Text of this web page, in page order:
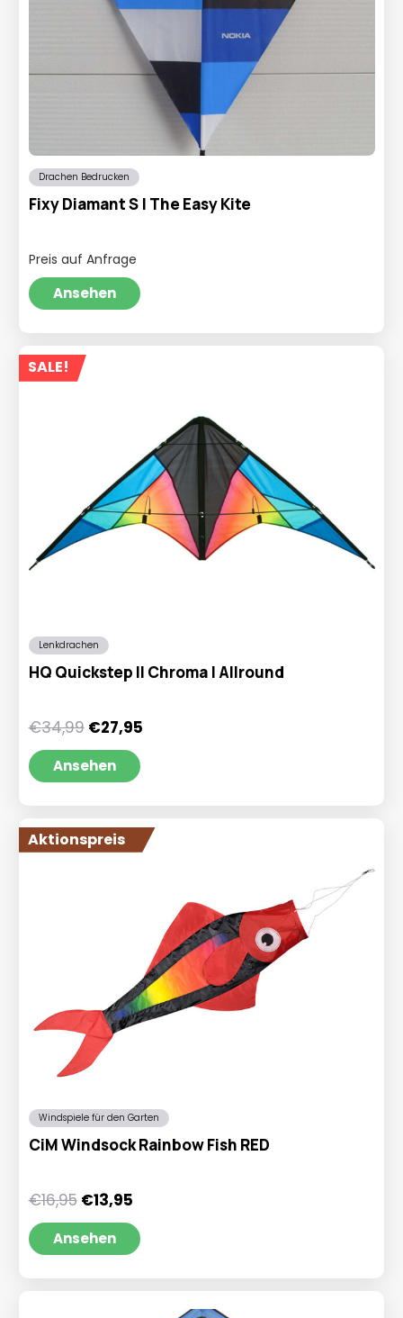
Drachen Bedrucken
Fixy Diamant S | The Easy Kite
Preis auf Anfrage
Ansehen
SALE!
Lenkdrachen
HQ Quickstep II Chroma | Allround
€34,99 Ursprünglicher
Preis
war:
€34,99
€27,95Aktueller
Ansehen
Aktionspreis
Windspiele für den Garten
CiM Windsock Rainbow Fish RED
€16,95 Ursprünglicher
Preis
war:
€16,95
€13,95Aktueller
ist:
€13,95.
Ansehen